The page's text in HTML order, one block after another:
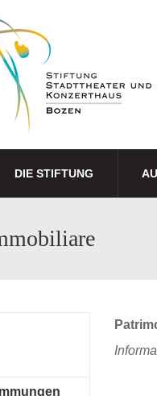
DIE STIFTUNG